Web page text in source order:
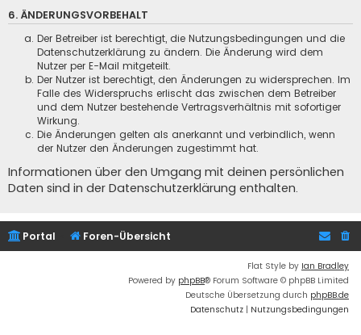
6. ÄNDERUNGSVORBEHALT
Der Betreiber ist berechtigt, die Nutzungsbedingungen und die
Datenschutzerklärung zu ändern. Die Änderung wird dem
Nutzer per E-Mail mitgeteilt.
Der Nutzer ist berechtigt, den Änderungen zu widersprechen. Im
Falle des Widerspruchs erlischt das zwischen dem Betreiber
und dem Nutzer bestehende Vertragsverhältnis mit sofortiger
Wirkung.
Die Änderungen gelten als anerkannt und verbindlich, wenn
der Nutzer den Änderungen zugestimmt hat.
Informationen über den Umgang mit deinen persönlichen
Daten sind in der Datenschutzerklärung enthalten.
Portal Foren-Übersicht
Flat Style by Ian Bradley
Powered by phpBB® Forum Software © phpBB Limited
Deutsche Übersetzung durch phpBB.de
Datenschutz | Nutzungsbedingungen